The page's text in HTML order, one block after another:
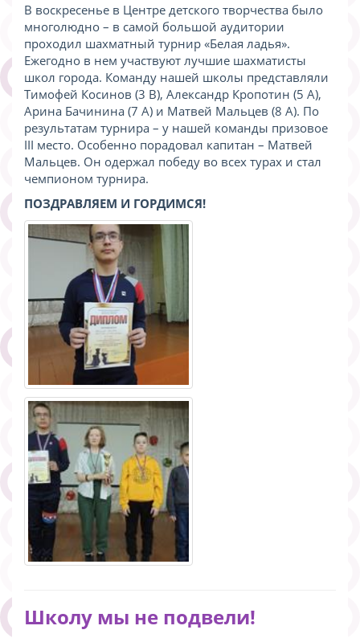
В воскресенье в Центре детского творчества было
многолюдно – в самой большой аудитории
проходил шахматный турнир «Белая ладья».
Ежегодно в нем участвуют лучшие шахматисты
школ города. Команду нашей школы представляли
Тимофей Косинов (3 В), Александр Кропотин (5 А),
Арина Бачинина (7 А) и Матвей Мальцев (8 А). По
результатам турнира – у нашей команды призовое
III место. Особенно порадовал капитан – Матвей
Мальцев. Он одержал победу во всех турах и стал
чемпионом турнира.
ПОЗДРАВЛЯЕМ И ГОРДИМСЯ!
Школу мы не подвели!